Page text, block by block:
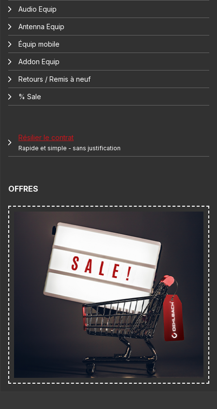
Audio Equip
Antenna Equip
Équip mobile
Addon Equip
Retours / Remis à neuf
% Sale
Résilier le contrat
Rapide et simple - sans justification
OFFRES